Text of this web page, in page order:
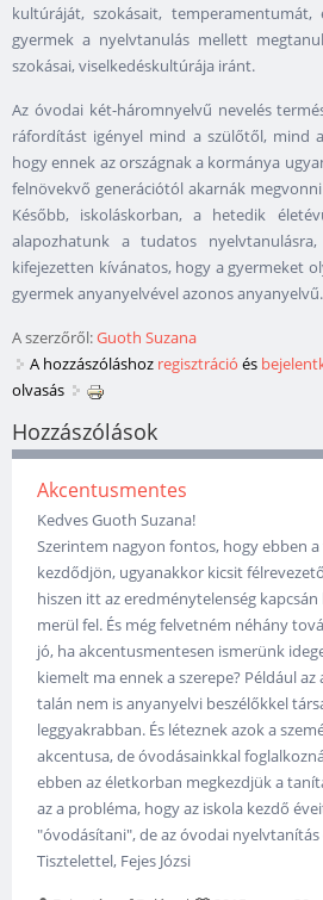
kultúráját, szokásait, temperamentumát,
gyermek a nyelvtanulás mellett
szokásai, viselkedéskultúrája iránt.
Az óvodai két-háromnyelvű nevelés
ráfordítást igényel mind a szülőtől, mind
hogy ennek az országnak a kormánya
felnövekvő generációtól akarnák
Később, iskoláskorban, a hetedik
alapozhatunk a tudatos
kifejezetten kívánatos, hogy a gyermeket
gyermek anyanyelvével azonos anyanyelvű.
A szerzőről:Guoth Suzana
A hozzászóláshoz regisztráció és
olvasás
Hozzászólások
Akcentusmentes
Kedves Guoth Suzana!
Szerintem nagyon fontos, hogy ebben
kezdődjön, ugyanakkor kicsit
hiszen itt az eredménytelenség
merül fel. És még felvetném néhány
jó, ha akcentusmentesen ismerünk
kiemelt ma ennek a szerepe? Például
talán nem is anyanyelvi beszélőkkel
leggyakrabban. És léteznek azok a
akcentusa, de óvodásainkkal
ebben az életkorban megkezdjük a
az a probléma, hogy az iskola kezdő
"óvodásítani", de az óvodai
Tisztelettel, Fejes Józsi